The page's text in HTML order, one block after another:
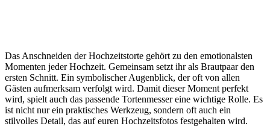
Das Anschneiden der Hochzeitstorte gehört zu den emotionalsten
Momenten jeder Hochzeit. Gemeinsam setzt ihr als Brautpaar den
ersten Schnitt. Ein symbolischer Augenblick, der oft von allen
Gästen aufmerksam verfolgt wird. Damit dieser Moment perfekt
wird, spielt auch das passende Tortenmesser eine wichtige Rolle. Es
ist nicht nur ein praktisches Werkzeug, sondern oft auch ein
stilvolles Detail, das auf euren Hochzeitsfotos festgehalten wird.